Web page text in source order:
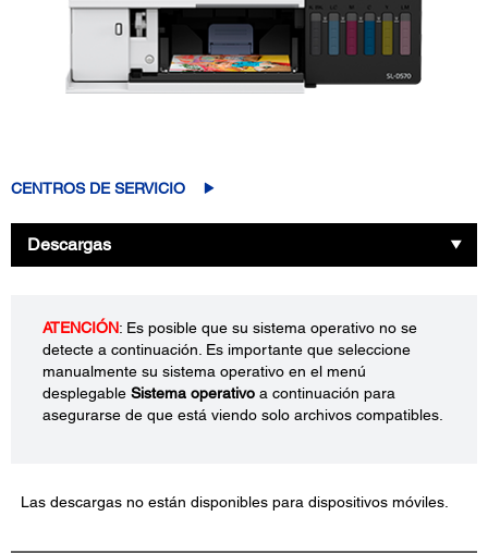
CENTROS DE SERVICIO
Descargas
ATENCIÓN: Es posible que su sistema operativo no se
detecte a continuación. Es importante que seleccione
manualmente su sistema operativo en el menú
desplegable Sistema operativo a continuación para
asegurarse de que está viendo solo archivos compatibles.
Las descargas no están disponibles para dispositivos móviles.